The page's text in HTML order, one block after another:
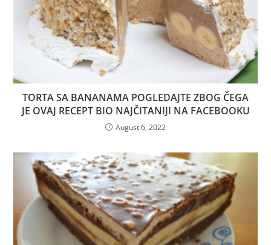
TORTA SA BANANAMA POGLEDAJTE ZBOG ČEGA
JE OVAJ RECEPT BIO NAJČITANIJI NA FACEBOOKU
August 6, 2022